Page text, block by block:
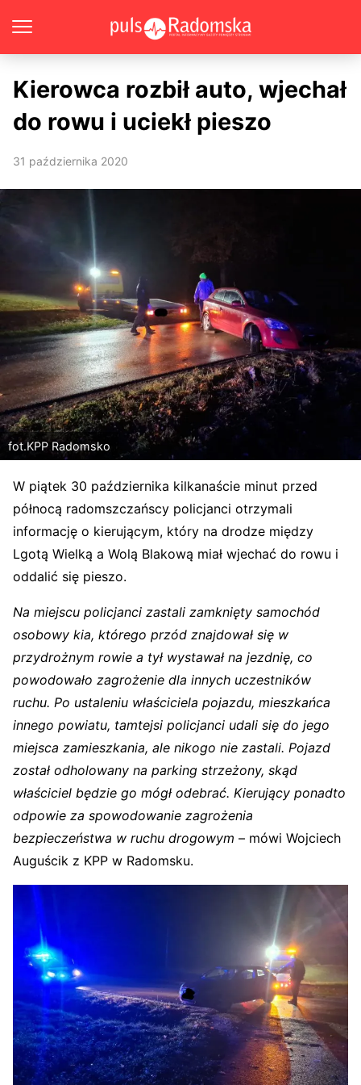
Kierowca rozbił auto, wjechał
do rowu i uciekł pieszo
31 października 2020
fot.KPP Radomsko
W piątek 30 października kilkanaście minut przed
północą radomszczańscy policjanci otrzymali
informację o kierującym, który na drodze między
Lgotą Wielką a Wolą Blakową miał wjechać do rowu i
oddalić się pieszo.
Na miejscu policjanci zastali zamknięty samochód
osobowy kia, którego przód znajdował się w
przydrożnym rowie a tył wystawał na jezdnię, co
powodowało zagrożenie dla innych uczestników
ruchu. Po ustaleniu właściciela pojazdu, mieszkańca
innego powiatu, tamtejsi policjanci udali się do jego
miejsca zamieszkania, ale nikogo nie zastali. Pojazd
został odholowany na parking strzeżony, skąd
właściciel będzie go mógł odebrać. Kierujący ponadto
odpowie za spowodowanie zagrożenia
bezpieczeństwa w ruchu drogowym – mówi Wojciech
Auguścik z KPP w Radomsku.